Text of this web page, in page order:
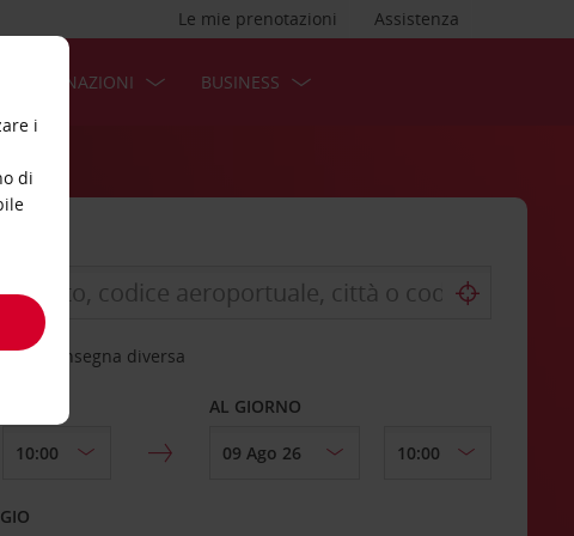
Assistenza
Le mie prenotazioni
DESTINAZIONI BUSINESS
di riconsegna diversa
AL GIORNO
i
di